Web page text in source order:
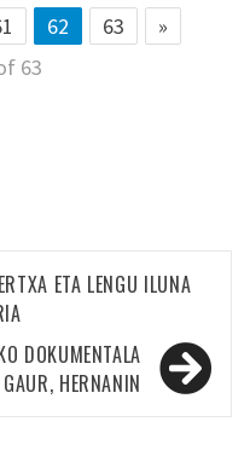
62 63
»
63
ETA LENGU ILUNA
DOKUMENTALA
HERNANIN